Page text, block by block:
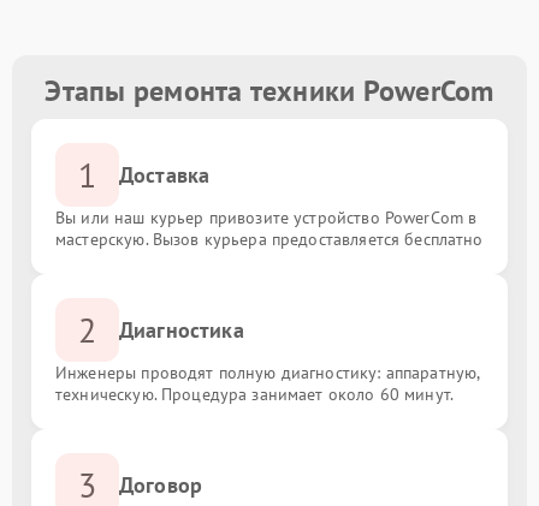
Этапы ремонта техники PowerCom
1 Доставка
Вы или наш курьер привозите устройство PowerCom в
мастерскую. Вызов курьера предоставляется бесплатно
2 Диагностика
Инженеры проводят полную диагностику: аппаратную,
техническую. Процедура занимает около 60 минут.
3 Договор